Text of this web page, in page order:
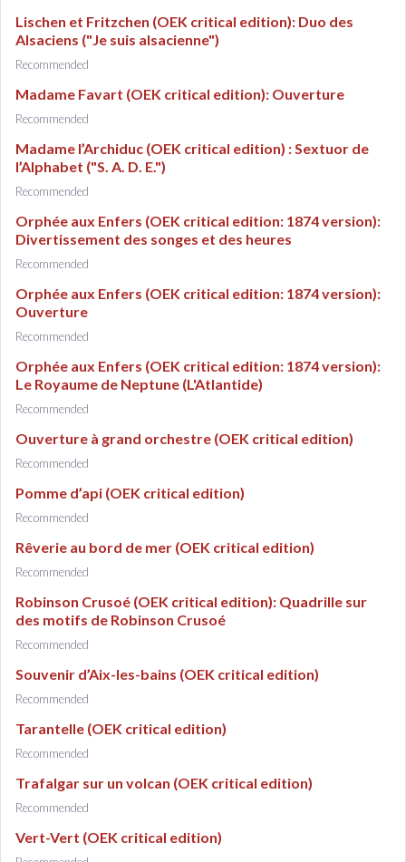
Lischen et Fritzchen (OEK critical edition): Duo des
Alsaciens ("Je suis alsacienne")
Recommended
Madame Favart (OEK critical edition): Ouverture
Recommended
Madame l’Archiduc (OEK critical edition) : Sextuor de
l’Alphabet ("S. A. D. E.")
Recommended
Orphée aux Enfers (OEK critical edition: 1874 version):
Divertissement des songes et des heures
Recommended
Orphée aux Enfers (OEK critical edition: 1874 version):
Ouverture
Recommended
Orphée aux Enfers (OEK critical edition: 1874 version):
Le Royaume de Neptune (L'Atlantide)
Recommended
Ouverture à grand orchestre (OEK critical edition)
Recommended
Pomme d’api (OEK critical edition)
Recommended
Rêverie au bord de mer (OEK critical edition)
Recommended
Robinson Crusoé (OEK critical edition): Quadrille sur
des motifs de Robinson Crusoé
Recommended
Souvenir d’Aix-les-bains (OEK critical edition)
Recommended
Tarantelle (OEK critical edition)
Recommended
Trafalgar sur un volcan (OEK critical edition)
Recommended
Vert-Vert (OEK critical edition)